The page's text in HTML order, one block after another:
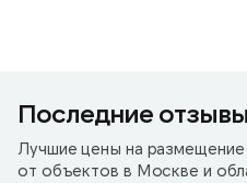
Последние
Лучшие цены на
от объектов в Москве и